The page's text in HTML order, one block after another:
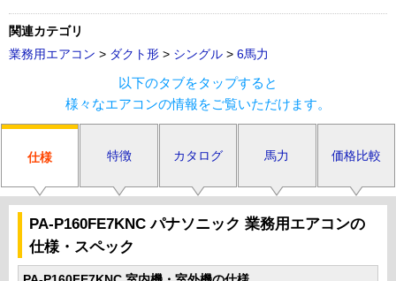
関連カテゴリ
業務用エアコン > ダクト形 > シングル > 6馬力
以下のタブをタップすると
様々なエアコンの情報をご覧いただけます。
仕様 特徴 カタログ 馬力 価格比較
PA-P160FE7KNC パナソニック 業務用エアコンの
仕様・スペック